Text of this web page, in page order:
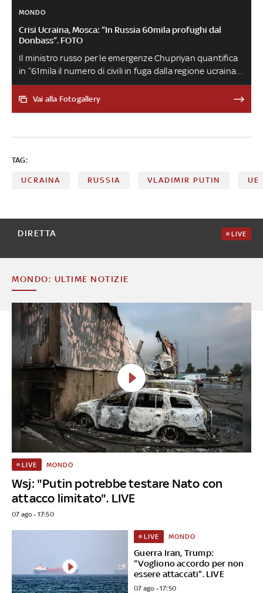
MONDO
Crisi Ucraina, Mosca: “In Russia 60mila profughi dal
Donbass”. FOTO
Il ministro russo per le emergenze Chupriyan quantifica
in “61mila il numero di civili in fuga dalla regione ucraina”
che si sono rifugiati nella regione di Rostov, dopo
l'evacuazione ordinata venerdì dai leader delle
il Donbass è sotto attacco dell'esercito di Kiev
Vai alla Fotogallery
TAG:
UCRAINA RUSSIA VLADIMIR PUTIN UE
DIRETTA LIVE
MONDO: ULTIME NOTIZIE
Wsj: "Putin potrebbe testare Nato con
attacco limitato". LIVE
LIVE MONDO
07 ago - 17:50
Guerra Iran, Trump:
“Vogliono accordo per non
essere attaccati”. LIVE
LIVE MONDO
07 ago - 17:50